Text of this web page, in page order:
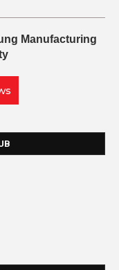
Manufacturing